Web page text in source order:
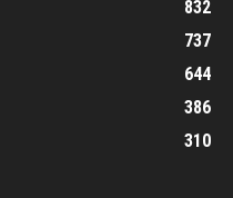
832
737
644
386
310